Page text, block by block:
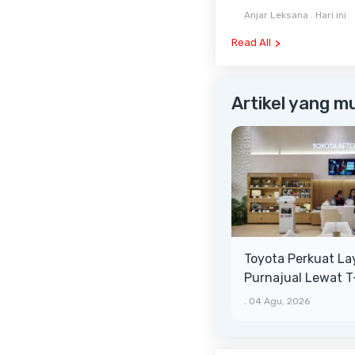
Harga Mulai Rp1,49
Anjar Leksana . Hari ini
Read All
Artikel yang
Toyota Perkuat
Purnajual Lewat
XTRA, Manfaat
. 04 Agu, 2026